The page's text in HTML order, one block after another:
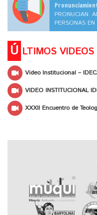
PRONUCIAN
PERSONAS
Ú LTIMOS VIDEOS
Video Institucional –
VIDEO INSTITUCIONAL
XXXII Encuentro de